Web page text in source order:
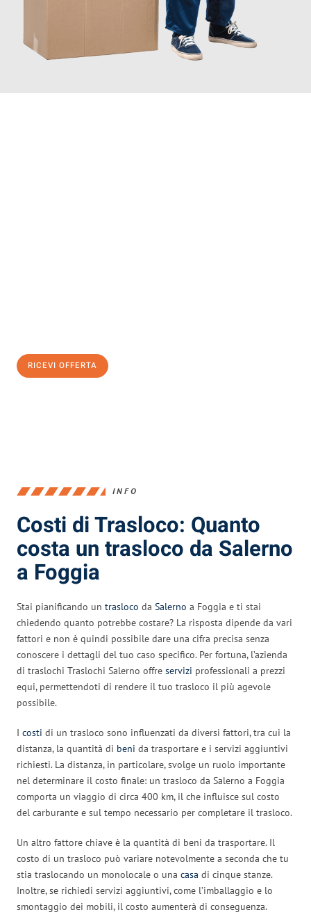
RICEVI OFFERTA
INFO
Costi di Trasloco: Quanto
costa un trasloco da Salerno
a Foggia
Stai pianificando un trasloco da Salerno a Foggia e ti stai
chiedendo quanto potrebbe costare? La risposta dipende da vari
fattori e non è quindi possibile dare una cifra precisa senza
conoscere i dettagli del tuo caso specifico. Per fortuna, l’azienda
di traslochi Traslochi Salerno offre servizi professionali a prezzi
equi, permettendoti di rendere il tuo trasloco il più agevole
possibile.
I costi di un trasloco sono influenzati da diversi fattori, tra cui la
distanza, la quantità di beni da trasportare e i servizi aggiuntivi
richiesti. La distanza, in particolare, svolge un ruolo importante
nel determinare il costo finale: un trasloco da Salerno a Foggia
comporta un viaggio di circa 400 km, il che influisce sul costo
del carburante e sul tempo necessario per completare il trasloco.
Un altro fattore chiave è la quantità di beni da trasportare. Il
costo di un trasloco può variare notevolmente a seconda che tu
stia traslocando un monolocale o una casa di cinque stanze.
Inoltre, se richiedi servizi aggiuntivi, come l’imballaggio e lo
smontaggio dei mobili, il costo aumenterà di conseguenza.